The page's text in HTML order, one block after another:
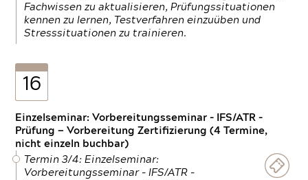
Fachwissen zu aktualisieren, Prüfungssituationen
kennen zu lernen, Testverfahren einzuüben und
Stresssituationen zu trainieren.
16
Einzelseminar: Vorbereitungsseminar - IFS/ATR -
Prüfung — Vorbereitung Zertifizierung (4 Termine,
nicht einzeln buchbar)
Termin 3/4: Einzelseminar:
Vorbereitungsseminar - IFS/ATR -